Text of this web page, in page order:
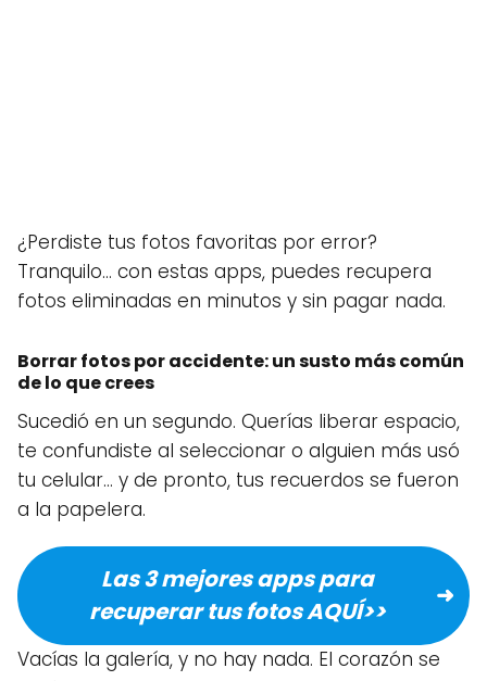
¿Perdiste tus fotos favoritas por error?
Tranquilo… con estas apps, puedes recupera
fotos eliminadas en minutos y sin pagar nada.
Borrar fotos por accidente: un susto más común
de lo que crees
Sucedió en un segundo. Querías liberar espacio,
te confundiste al seleccionar o alguien más usó
tu celular… y de pronto, tus recuerdos se fueron
a la papelera.
Las 3 mejores apps para
recuperar tus fotos AQUÍ>>
Vacías la galería, y no hay nada. El corazón se